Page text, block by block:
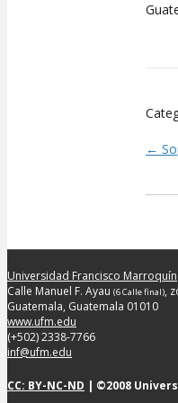
←
Universidad Francisco Marroquín
Calle Manuel F. Ayau (6 Calle final),
Guatemala, Guatemala 01010
www.ufm.edu
(+502) 2338-7766
inf@ufm.edu
CC: BY-NC-ND | ©2008